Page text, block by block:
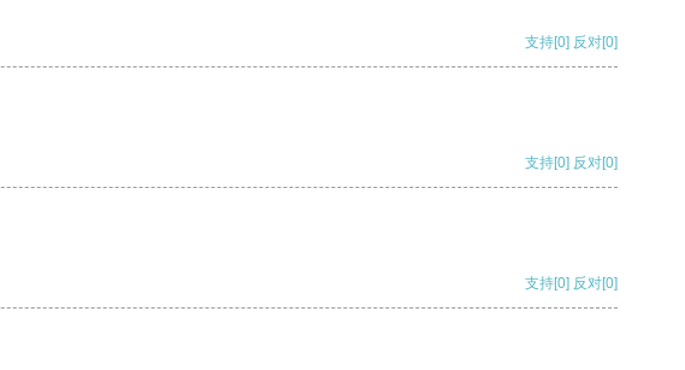
支持[0] 反对[0]
支持[0] 反对[0]
支持[0] 反对[0]